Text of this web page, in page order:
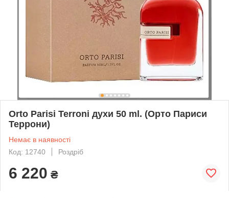
Orto Parisi Terroni духи 50 ml. (Орто Париси
Террони)
Немає в наявності
Код: 12740
Роздріб
6 220 ₴